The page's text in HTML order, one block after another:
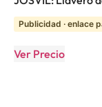
Publicidad · enlace
Ver Precio